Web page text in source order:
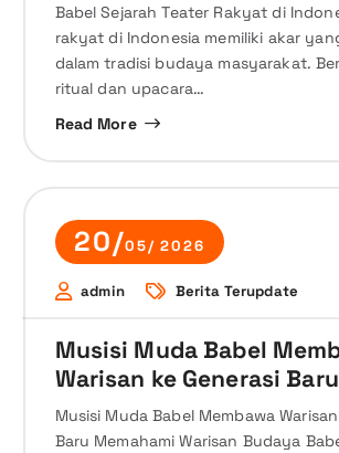
Babel Sejarah Teater Rakyat di
rakyat di Indonesia memiliki akar
dalam tradisi budaya masyarakat.
ritual dan upacara…
Read More
20/05/ 2026
admin Berita Terupdate
Musisi Muda Babel
Warisan ke Generasi Baru
Musisi Muda Babel Membawa
Baru Memahami Warisan Budaya